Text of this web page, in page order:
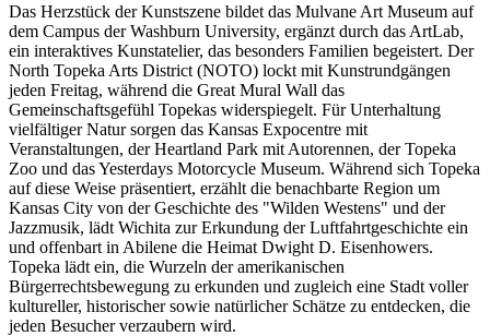
Das Herzstück der Kunstszene bildet das Mulvane Art Museum auf
dem Campus der Washburn University, ergänzt durch das ArtLab,
ein interaktives Kunstatelier, das besonders Familien begeistert. Der
North Topeka Arts District (NOTO) lockt mit Kunstrundgängen
jeden Freitag, während die Great Mural Wall das
Gemeinschaftsgefühl Topekas widerspiegelt. Für Unterhaltung
vielfältiger Natur sorgen das Kansas Expocentre mit
Veranstaltungen, der Heartland Park mit Autorennen, der Topeka
Zoo und das Yesterdays Motorcycle Museum. Während sich Topeka
auf diese Weise präsentiert, erzählt die benachbarte Region um
Kansas City von der Geschichte des "Wilden Westens" und der
Jazzmusik, lädt Wichita zur Erkundung der Luftfahrtgeschichte ein
und offenbart in Abilene die Heimat Dwight D. Eisenhowers.
Topeka lädt ein, die Wurzeln der amerikanischen
Bürgerrechtsbewegung zu erkunden und zugleich eine Stadt voller
kultureller, historischer sowie natürlicher Schätze zu entdecken, die
jeden Besucher verzaubern wird.